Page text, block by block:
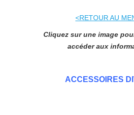
<RETOUR AU
Cliquez sur une image
accéder aux
ACCESSOIRES